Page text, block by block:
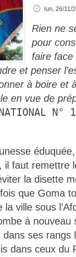
lun, 26/11/
Rien ne
pour
faire
et penser
à boire
en vue de
N°
il faut
la disette
que Goma
la ville sous
à nouveau
ses
dans ceux du